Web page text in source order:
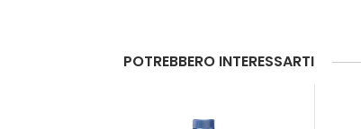
POTREBBERO INTERESSARTI